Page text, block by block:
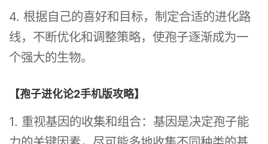
4. 根据自己的喜好和目标，制定合适的进化路
线，不断优化和调整策略，使孢子逐渐成为一
个强大的生物。
【孢子进化论2手机版攻略】
1. 重视基因的收集和组合：基因是决定孢子能